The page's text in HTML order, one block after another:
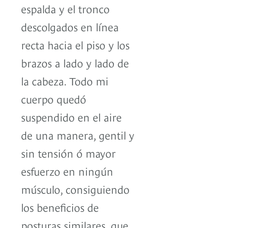
espalda y el tronco
descolgados en línea
recta hacia el piso y los
brazos a lado y lado de
la cabeza. Todo mi
cuerpo quedó
suspendido en el aire
de una manera, gentil y
sin tensión ó mayor
esfuerzo en ningún
músculo, consiguiendo
los beneficios de
posturas similares, que